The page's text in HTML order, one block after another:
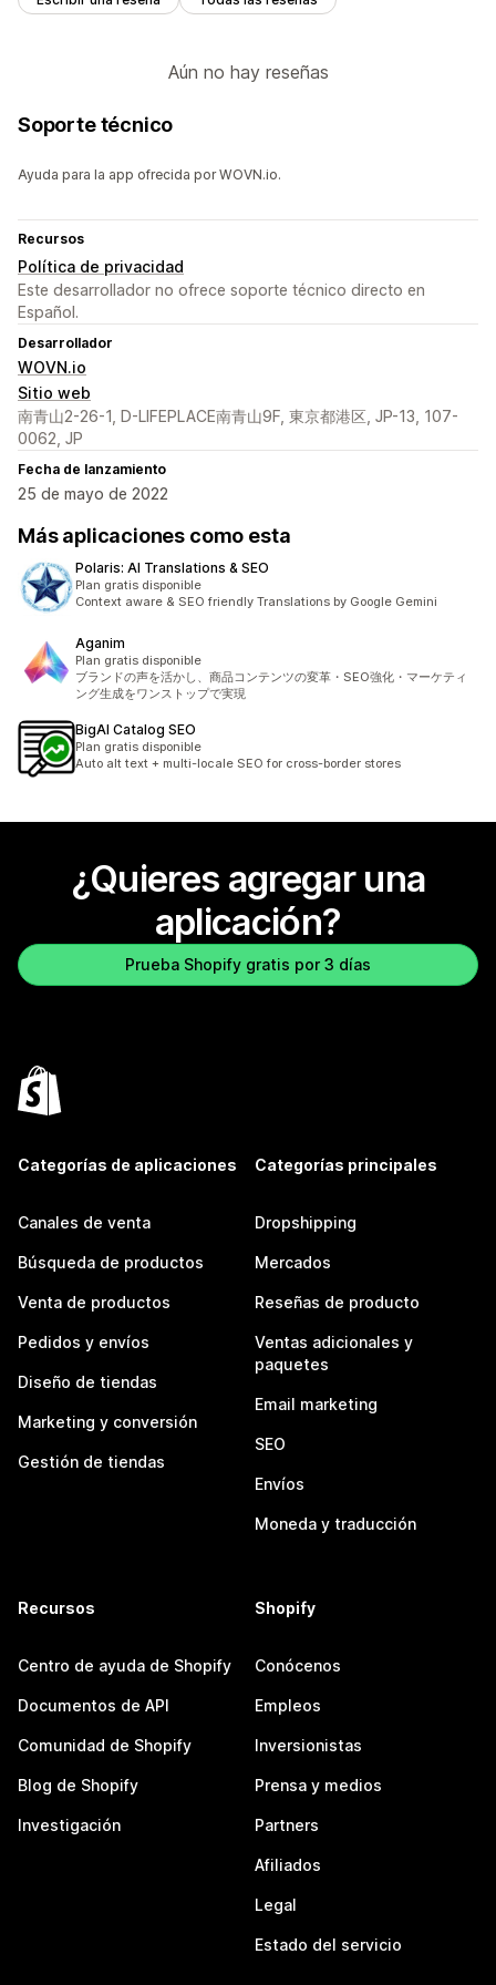
Aún no hay reseñas
Soporte técnico
Ayuda para la app ofrecida por WOVN.io.
Recursos
Política de privacidad
Este desarrollador no ofrece soporte técnico directo en
Español.
Desarrollador
WOVN.io
Sitio web
南青山2-26-1, D-LIFEPLACE南青山9F, 東京都港区, JP-13, 107-
0062, JP
Fecha de lanzamiento
25 de mayo de 2022
Más aplicaciones como esta
Polaris: AI Translations & SEO
Plan gratis disponible
Context aware & SEO friendly Translations by Google Gemini
Aganim
Plan gratis disponible
ブランドの声を活かし、商品コンテンツの変革・SEO強化・マーケティ
ング生成をワンストップで実現
BigAI Catalog SEO
Plan gratis disponible
Auto alt text + multi-locale SEO for cross-border stores
¿Quieres agregar una
aplicación?
Prueba Shopify gratis por 3 días
Categorías de aplicaciones
Canales de venta
Búsqueda de productos
Venta de productos
Pedidos y envíos
Diseño de tiendas
Marketing y conversión
Gestión de tiendas
Categorías principales
Dropshipping
Mercados
Reseñas de producto
Ventas adicionales y
paquetes
Email marketing
SEO
Envíos
Moneda y traducción
Recursos
Centro de ayuda de Shopify
Documentos de API
Comunidad de Shopify
Blog de Shopify
Investigación
Shopify
Conócenos
Empleos
Inversionistas
Prensa y medios
Partners
Afiliados
Legal
Estado del servicio